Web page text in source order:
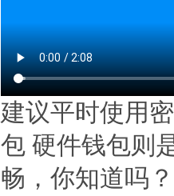
建议平时使用
包 硬件钱包则
畅，你知道吗